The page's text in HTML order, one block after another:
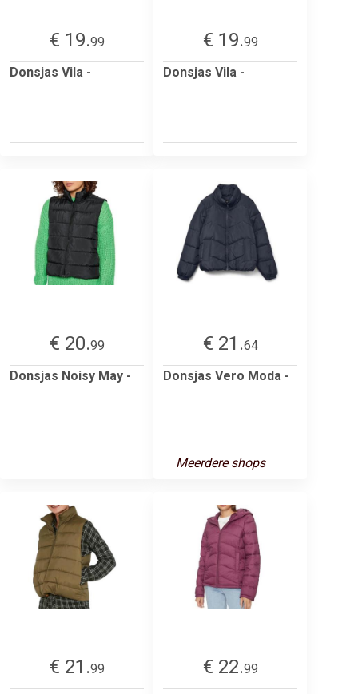
€ 19.99
Donsjas Vila -
€ 19.99
Donsjas Vila -
€ 20.99
Donsjas Noisy May -
€ 21.64
Donsjas Vero Moda -
Meerdere shops
€ 21.99
€ 22.99